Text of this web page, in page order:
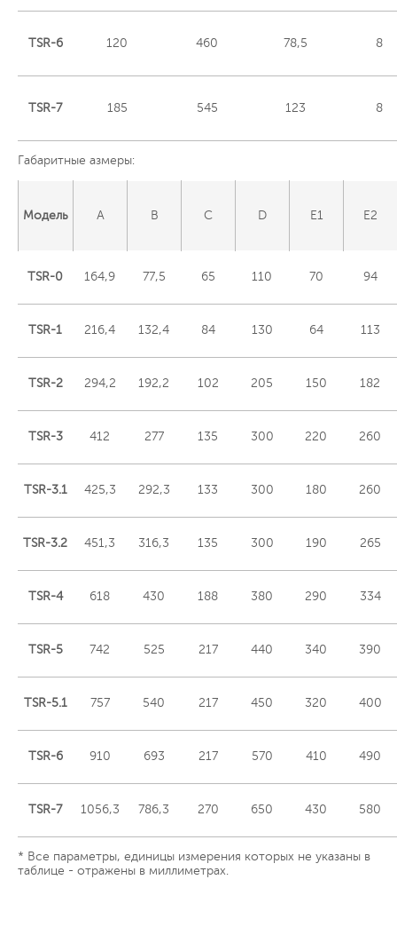
TSR-6 120 460 78,5 8
TSR-7 185 545 123 8
Габаритные азмеры:
Модель A B C D E1 E2
TSR-0 164,9 77,5 65 110 70 94
TSR-1 216,4 132,4 84 130 64 113
TSR-2 294,2 192,2 102 205 150 182
TSR-3 412 277 135 300 220 260
TSR-3.1 425,3 292,3 133 300 180 260
TSR-3.2 451,3 316,3 135 300 190 265
TSR-4 618 430 188 380 290 334
TSR-5 742 525 217 440 340 390
TSR-5.1 757 540 217 450 320 400
TSR-6 910 693 217 570 410 490
TSR-7 1056,3 786,3 270 650 430 580
* Все параметры, единицы измерения которых не указаны в
таблице - отражены в миллиметрах.